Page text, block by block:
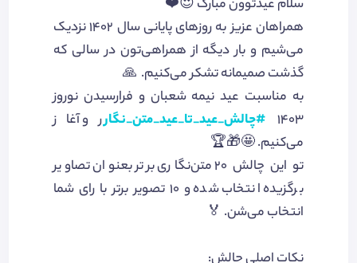
سلام عیدتوون مبارک 😍❤️
همراهان عزیز به روزهای پایانی سال ۱۴۰۲ نزدیک
می‌شیم و بار دیگه از همراهی‌تون در سالی که
گذشت صمیمانه تشکر می‌کنیم. 🙏
به مناسبت عید نیمه شعبان و فرارسیدن نوروز
۱۴۰۳ #چالش_عید_تا_عید_متن_نگاررو آغاز
می‌کنیم. 🤩🎁🏆
تو این چالش ۲۰ متن‌نگاری برتر بعنوان تصاویر
برگزیده انتخاب شده و ۱۰ تصویر برتر با رای شما
انتخاب می‌شن. 🏅